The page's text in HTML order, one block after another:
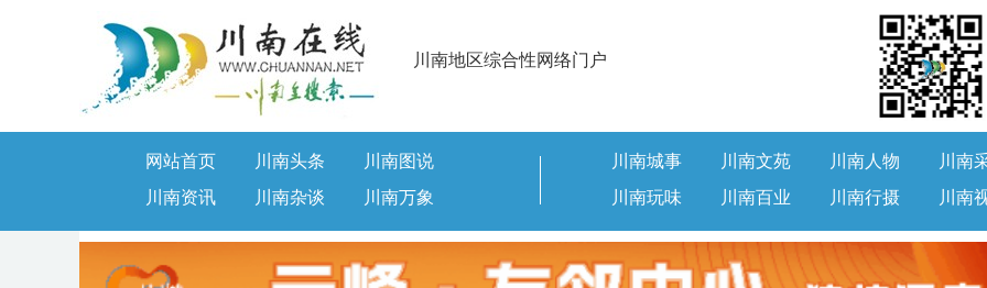
川南地区综合性网络门户
网站首页 川南头条
川南图说
川南资讯
川南杂谈 川南万象
川南城事 川南文苑 川南人物
川南
川南玩味
川南百业 川南行摄 川南